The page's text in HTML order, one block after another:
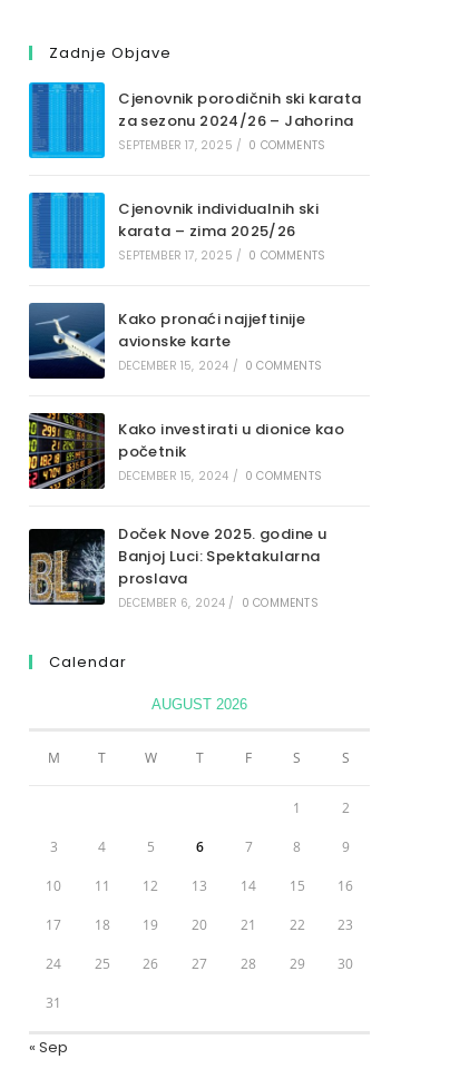
Zadnje Objave
Cjenovnik porodičnih ski karata
za sezonu 2024/26 – Jahorina
SEPTEMBER 17, 2025 / 0 COMMENTS
Cjenovnik individualnih ski
karata – zima 2025/26
SEPTEMBER 17, 2025 / 0 COMMENTS
Kako pronaći najjeftinije
avionske karte
DECEMBER 15, 2024 / 0 COMMENTS
Kako investirati u dionice kao
početnik
DECEMBER 15, 2024 / 0 COMMENTS
Doček Nove 2025. godine u
Banjoj Luci: Spektakularna
proslava
DECEMBER 6, 2024 / 0 COMMENTS
Calendar
AUGUST 2026
M T W T F S S
1 2
3 4 5 6 7 8 9
10 11 12 13 14 15 16
17 18 19 20 21 22 23
24 25 26 27 28 29 30
31
« Sep